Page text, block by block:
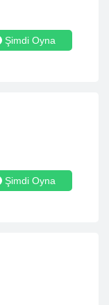
Şimdi Oyna
Şimdi Oyna